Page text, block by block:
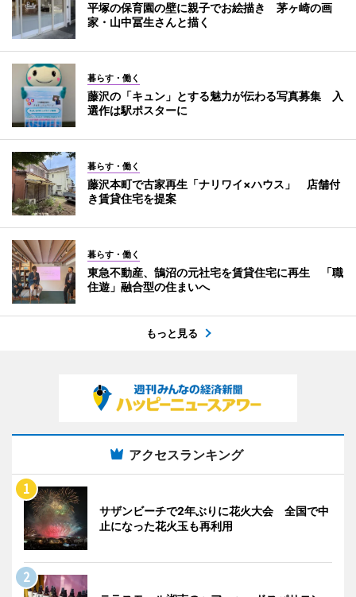
平塚の保育園の壁に親子でお絵描き 茅ヶ崎の画
家・山中冨生さんと描く
暮らす・働く
藤沢の「キュン」とする魅力が伝わる写真募集 入
選作は駅ポスターに
暮らす・働く
藤沢本町で古家再生「ナリワイ×ハウス」 店舗付
き賃貸住宅を提案
暮らす・働く
東急不動産、鵠沼の元社宅を賃貸住宅に再生 「職
住遊」融合型の住まいへ
もっと見る
アクセスランキング
サザンビーチで2年ぶりに花火大会 全国で中
止になった花火玉も再利用